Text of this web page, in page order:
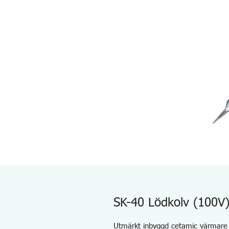
SK-40 Lödkolv (100V)
Utmärkt inbyggd cetamic värmare